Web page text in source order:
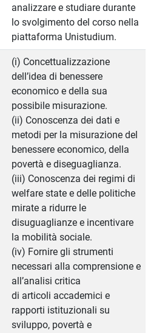
analizzare e studiare durante
lo svolgimento del corso nella
piattaforma Unistudium.
(i) Concettualizzazione
dell’idea di benessere
economico e della sua
possibile misurazione.
(ii) Conoscenza dei dati e
metodi per la misurazione del
benessere economico, della
povertà e diseguaglianza.
(iii) Conoscenza dei regimi di
welfare state e delle politiche
mirate a ridurre le
disuguaglianze e incentivare
la mobilità sociale.
(iv) Fornire gli strumenti
necessari alla comprensione e
all’analisi critica
di articoli accademici e
rapporti istituzionali su
sviluppo, povertà e